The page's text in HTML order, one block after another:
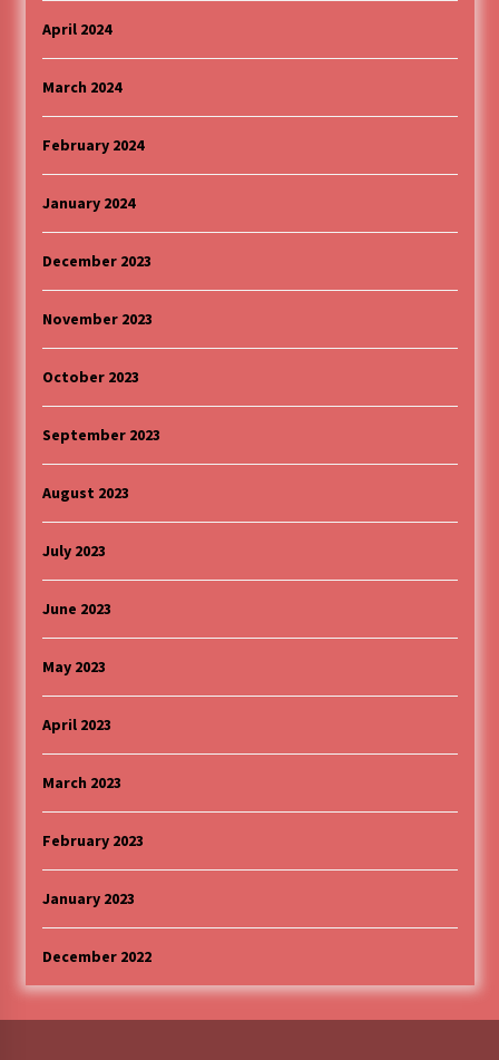
April 2024
March 2024
February 2024
January 2024
December 2023
November 2023
October 2023
September 2023
August 2023
July 2023
June 2023
May 2023
April 2023
March 2023
February 2023
January 2023
December 2022